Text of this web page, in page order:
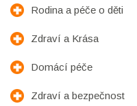
Rodina a péče o děti
Zdraví a Krása
Domácí péče
Zdraví a bezpečnost